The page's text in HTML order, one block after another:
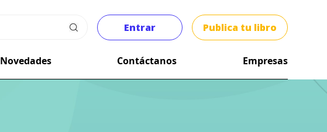
Entrar Publica tu libro
Novedades Contáctanos Empresas